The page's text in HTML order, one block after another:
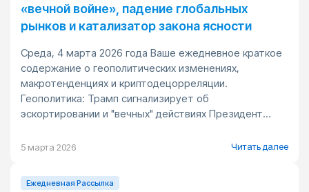
«вечной войне», падение глобальных
рынков и катализатор закона ясности
Среда, 4 марта 2026 года Ваше ежедневное краткое
содержание о геополитических изменениях,
макротенденциях и криптодецорреляции.
Геополитика: Трамп сигнализирует об
эскортировании и "вечных" действиях Президент...
5 марта 2026 Читать далее
Ежедневная Pассылка